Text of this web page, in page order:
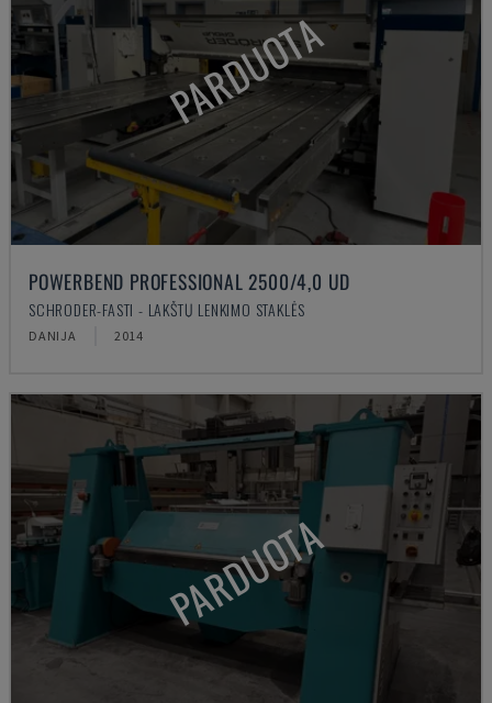
PARDUOTA
POWERBEND PROFESSIONAL 2500/4,0 UD
SCHRODER-FASTI - LAKŠTŲ LENKIMO STAKLĖS
DANIJA 2014
PARDUOTA